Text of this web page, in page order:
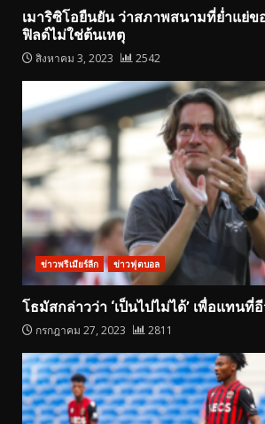
เมาริซิโอยืนยัน ว่าสภาพสนามที่ย่ำแย่ข
ฟิลด์ไม่ใช่ต้นเหตุ
สิงหาคม 3, 2023 2542
ข่าวพรีเมียร์ลีก ข่าวฟุตบอล
โธมัสกล่าวว่า ‘เป็นไปไม่ได้’ เพื่อแทนที่
กรกฎาคม 27, 2023 2811